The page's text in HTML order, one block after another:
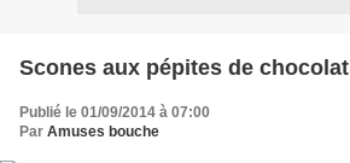
Scones aux pépites de chocolat
Publié le 01/09/2014 à 07:00
Par Amuses bouche